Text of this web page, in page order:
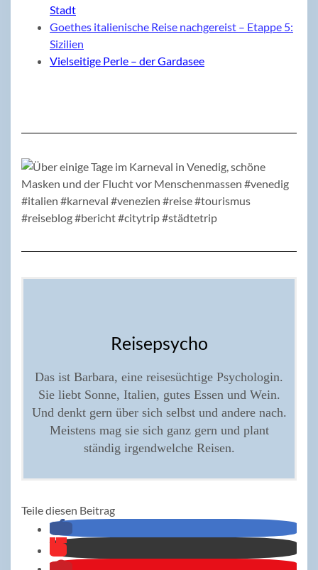
Stadt
Goethes italienische Reise nachgereist – Etappe 5:
Sizilien
Vielseitige Perle – der Gardasee
Reisepsycho
Das ist Barbara, eine reisesüchtige Psychologin.
Sie liebt Sonne, Italien, gutes Essen und Wein.
Und denkt gern über sich selbst und andere nach.
Meistens mag sie sich ganz gern und plant
ständig irgendwelche Reisen.
Teile diesen Beitrag